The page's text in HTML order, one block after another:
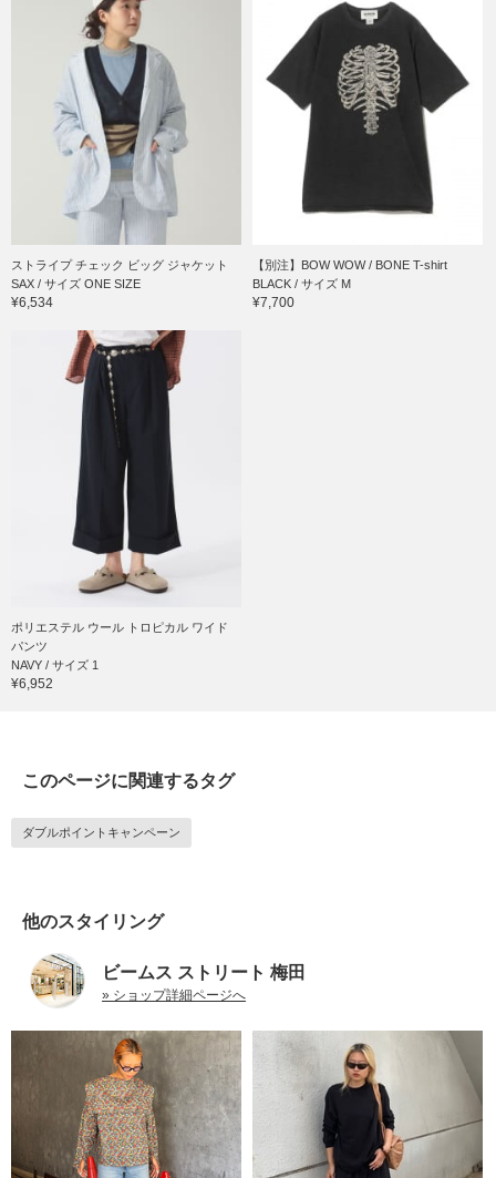
ストライプ チェック ビッグ ジャケット
SAX / サイズ ONE SIZE
¥6,534
【別注】BOW WOW / BONE T-shirt
BLACK / サイズ M
¥7,700
ポリエステル ウール トロピカル ワイド
パンツ
NAVY / サイズ 1
¥6,952
このページに関連するタグ
ダブルポイントキャンペーン
他のスタイリング
ビームス ストリート 梅田
» ショップ詳細ページへ